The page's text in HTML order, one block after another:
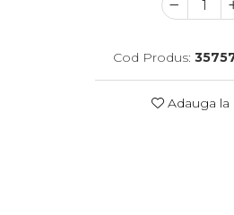
Cod Produs:
Adauga la